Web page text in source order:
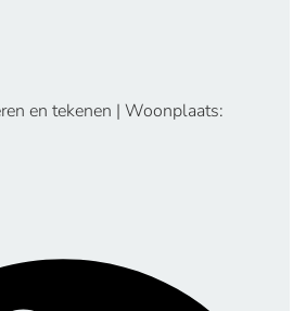
en tekenen | Woonplaats: